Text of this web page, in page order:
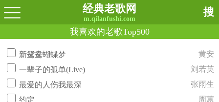
经典老歌网
m.qilanfushi.com
搜
我喜欢的老歌Top500
新鸳鸯蝴蝶梦
黄安
一辈子的孤单(Live)
刘若英
最爱的人伤我最深
张雨生
约定
周蕙